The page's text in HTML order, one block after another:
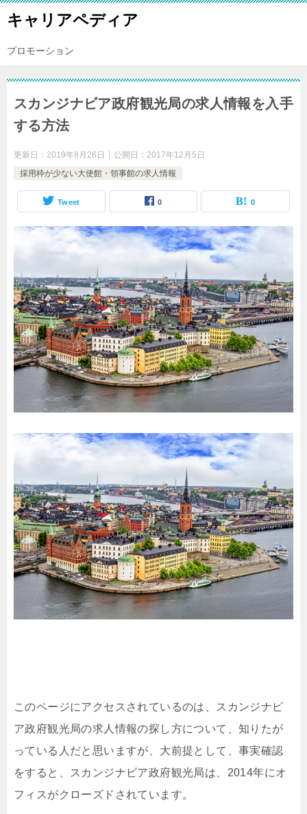
キャリアペディア
プロモーション
スカンジナビア政府観光局の求人情報を入手
する方法
更新日： 2019年8月26日 公開日： 2017年12月5日
採用枠が少ない大使館・領事館の求人情報
Tweet 0 0
このページにアクセスされているのは、スカンジナビ
ア政府観光局の求人情報の探し方について、知りたが
っている人だと思いますが、大前提として、事実確認
をすると、スカンジナビア政府観光局は、2014年にオ
フィスがクローズドされています。